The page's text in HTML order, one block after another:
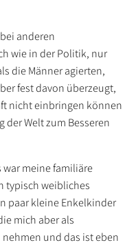
anderen
wie in der Politik, nur
die Männer agierten,
fest davon überzeugt,
nicht einbringen können
der Welt zum Besseren
war meine familiäre
typisch weibliches
paar kleine Enkelkinder
mich aber als
und das ist eben